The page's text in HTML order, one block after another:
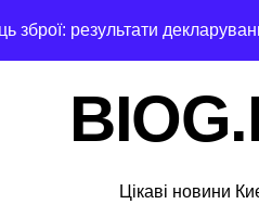
зброї: результати
мережі із 39 нелегальних
логістики
Цікаві новини